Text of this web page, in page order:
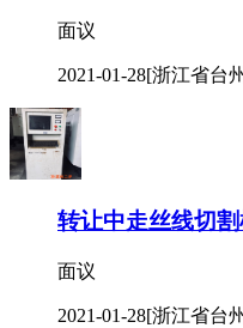
面议
2021-01-28[浙江省台
转让中走丝线切
面议
2021-01-28[浙江省台